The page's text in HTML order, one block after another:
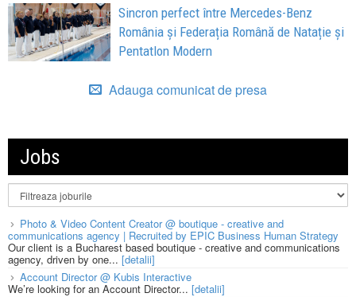
Sincron perfect între Mercedes-Benz
România și Federația Română de Natație și
Pentatlon Modern
Adauga comunicat de presa
Jobs
Photo & Video Content Creator @ boutique - creative and
communications agency | Recruited by EPIC Business Human Strategy
Our client is a Bucharest based boutique - creative and communications
agency, driven by one... [detalii]
Account Director @ Kubis Interactive
We’re looking for an Account Director... [detalii]